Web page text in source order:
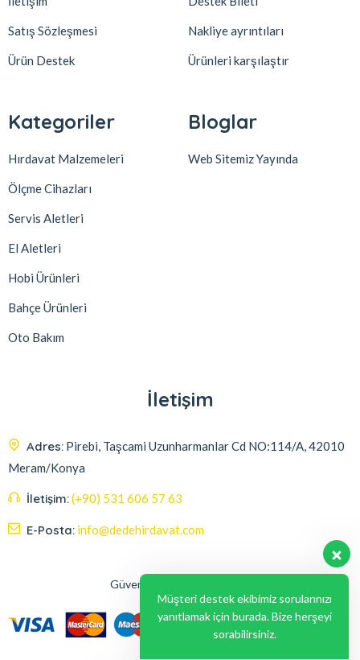
Satış Sözleşmesi
Ürün Destek
Nakliye ayrıntıları
Ürünleri karşılaştır
Kategoriler
Hırdavat Malzemeleri
Ölçme Cihazları
Servis Aletleri
El Aletleri
Hobi Ürünleri
Bahçe Ürünleri
Oto Bakım
Bloglar
Web Sitemiz Yayında
İletişim
Adres: Pirebi, Taşcami Uzunharmanlar Cd NO:114/A, 42010
Meram/Konya
İletişim:(+90) 531 606 57 63
E-Posta: info@dedehirdavat.com
Güvenli Ödeme Seçenekleri
Müşteri destek ekibimiz sorularınızı
yanıtlamak için burada. Bize herşeyi
sorabilirsiniz.